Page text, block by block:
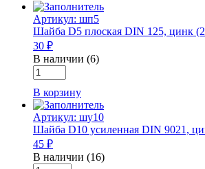
товара
Шайба
D3
плоская
DIN
125,
цинк
(20шт)
Артикул: шп5
Шайба D5 плоская DIN 125, цинк
30 ₽
В наличии (6)
Количество
товара
Шайба
D5
плоская
DIN
125,
цинк
В корзину
Артикул: шу10
Шайба D10 усиленная DIN 9021,
45 ₽
В наличии (16)